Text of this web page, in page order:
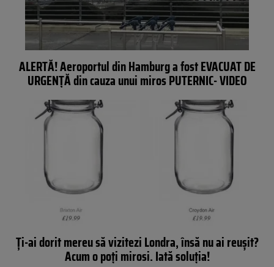
ALERTĂ! Aeroportul din Hamburg a fost EVACUAT DE
URGENŢĂ din cauza unui miros PUTERNIC- VIDEO
Ţi-ai dorit mereu să vizitezi Londra, însă nu ai reuşit?
Acum o poţi mirosi. Iată soluţia!